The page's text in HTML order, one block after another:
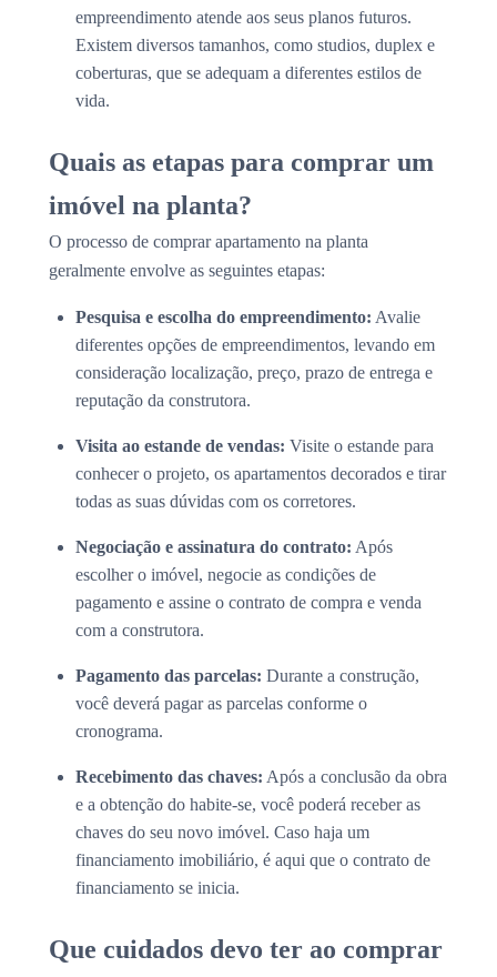
empreendimento atende aos seus planos futuros.
Existem diversos tamanhos, como studios, duplex e
coberturas, que se adequam a diferentes estilos de
vida.
Quais as etapas para comprar um
imóvel na planta?
O processo de comprar apartamento na planta
geralmente envolve as seguintes etapas:
Pesquisa e escolha do empreendimento: Avalie
diferentes opções de empreendimentos, levando em
consideração localização, preço, prazo de entrega e
reputação da construtora.
Visita ao estande de vendas: Visite o estande para
conhecer o projeto, os apartamentos decorados e tirar
todas as suas dúvidas com os corretores.
Negociação e assinatura do contrato: Após
escolher o imóvel, negocie as condições de
pagamento e assine o contrato de compra e venda
com a construtora.
Pagamento das parcelas: Durante a construção,
você deverá pagar as parcelas conforme o
cronograma.
Recebimento das chaves: Após a conclusão da obra
e a obtenção do habite-se, você poderá receber as
chaves do seu novo imóvel. Caso haja um
financiamento imobiliário, é aqui que o contrato de
financiamento se inicia.
Que cuidados devo ter ao comprar